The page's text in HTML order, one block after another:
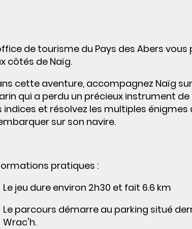
de tourisme du Pays des Abers
côtés de Naïg.
cette aventure, accompagnez Naïg
qui a perdu un précieux instrument
indices et résolvez les multiples
sur son navire.
pratiques :
Le jeu dure environ 2h30 et fait 6.6 km
Le parcours démarre au parking situé
Wrac'h.